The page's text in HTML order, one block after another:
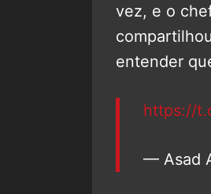
vez, e o
entender
https://
— Asad